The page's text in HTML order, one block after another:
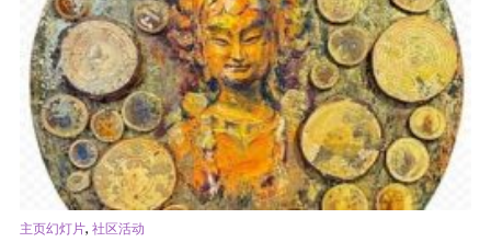
主页幻灯片, 社区活动